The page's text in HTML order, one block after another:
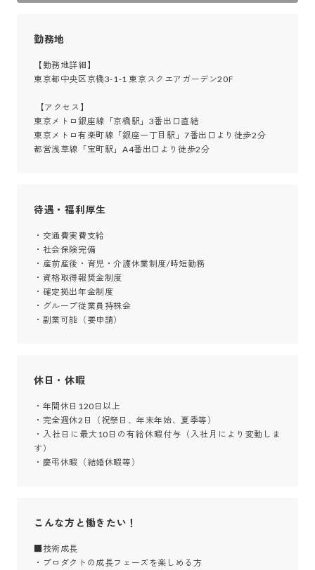
勤務地
【勤務地詳細】
東京都中央区京橋3-1-1 東京スクエアガーデン20F
東京メトロ銀座線「京橋駅」3番出口直結
東京メトロ有楽町線「銀座一丁目駅」7番出口より徒歩2分
都営浅草線「宝町駅」A4番出口より徒歩2分
待遇・福利厚生
・交通費実費支給
・社会保険完備
・産前産後・育児・介護休業制度/時短勤務
・資格取得報奨金制度
・確定拠出年金制度
・グループ従業員持株会
・副業可能（要申請）
休日・休暇
・年間休日120日以上
・完全週休2日（祝祭日、年末年始、夏季等）
・入社日に最大10日の有給休暇付与（入社月により変動しま
す）
・慶弔休暇（結婚休暇等）
こんな方と働きたい！
■技術成長
・プロダクトの成長フェーズを楽しめる方